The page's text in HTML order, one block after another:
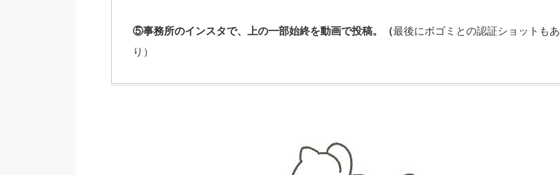
⑤事務所のインスタで、上の一部始終を動画で投稿。（最後にボゴミとの認証ショットもあ
り）